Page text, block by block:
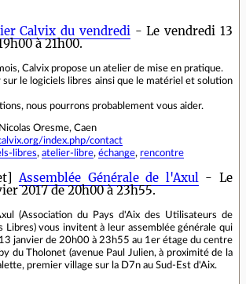
Calvix du vendredi - Le vendredi 13
à 21h00.
Calvix propose un atelier de mise en pratique.
sur le logiciels libres ainsi que le matériel et solution
nous pourrons probablement vous aider.
Oresme, Caen
index.php/contact
libres, atelier-libre, échange, rencontre
Assemblée Générale de l'Axul- Le
2017 de 20h00 à 23h55.
(Association du Pays d'Aix des Utilisateurs de
Libres) vous invitent à leur assemblée générale qui
janvier de 20h00 à 23h55 au 1er étage du centre
du Tholonet (avenue Paul Julien, à proximité de la
premier village sur la D7n au Sud-Est d'Aix.